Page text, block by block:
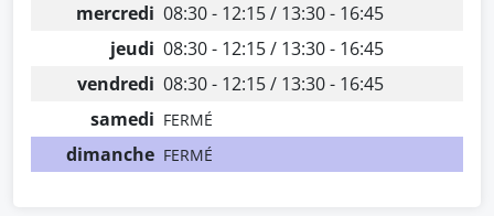
mercredi 08:30 - 12:15 / 13:30 - 16:45
jeudi 08:30 - 12:15 / 13:30 - 16:45
vendredi 08:30 - 12:15 / 13:30 - 16:45
samedi FERMÉ
dimanche FERMÉ